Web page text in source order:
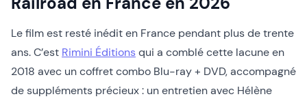
Le film est resté inédit en France pendant plus de trente
ans. C’est Rimini Éditionsqui a comblé cette lacune en
2018 avec un coffret combo Blu-ray + DVD, accompagné
de suppléments précieux : un entretien avec Hélène